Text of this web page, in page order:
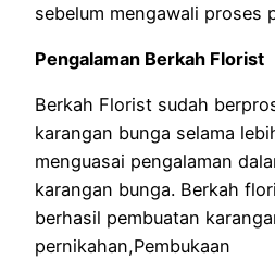
sebelum mengawali proses
Pengalaman Berkah Florist
Berkah Florist sudah
karangan bunga selama
menguasai pengalaman
karangan bunga. Berkah
berhasil pembuatan
pernikahan,Pembukaan